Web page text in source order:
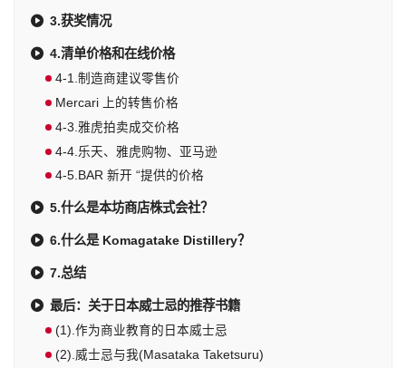
3.获奖情况
4.清单价格和在线价格
4-1.制造商建议零售价
Mercari 上的转售价格
4-3.雅虎拍卖成交价格
4-4.乐天、雅虎购物、亚马逊
4-5.BAR 新开 “提供的价格
5.什么是本坊商店株式会社？
6.什么是 Komagatake Distillery？
7.总结
最后：关于日本威士忌的推荐书籍
(1).作为商业教育的日本威士忌
(2).威士忌与我(Masataka Taketsuru)